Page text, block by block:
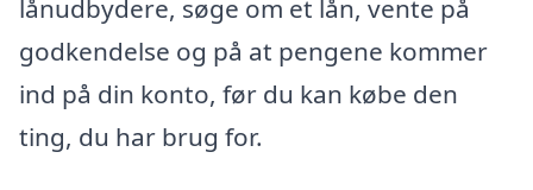
lånudbydere, søge om et lån, vente på
godkendelse og på at pengene kommer
ind på din konto, før du kan købe den
ting, du har brug for.